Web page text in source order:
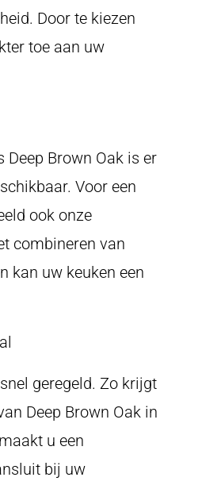
Door te kiezen
toe aan uw
Brown Oak is er
Voor een
ook onze
combineren van
kan uw keuken een
geregeld. Zo krijgt
Deep Brown Oak in
u een
bij uw